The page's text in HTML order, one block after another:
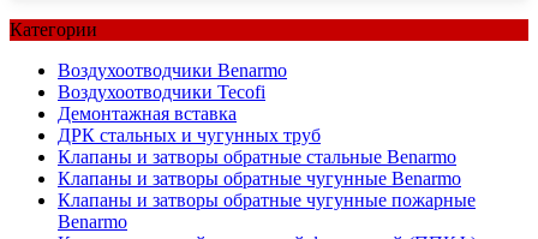
Категории
Воздухоотводчики Benarmo
Воздухоотводчики Tecofi
Демонтажная вставка
ДРК стальных и чугунных труб
Клапаны и затворы обратные стальные Benarmo
Клапаны и затворы обратные чугунные Benarmo
Клапаны и затворы обратные чугунные пожарные
Benarmo